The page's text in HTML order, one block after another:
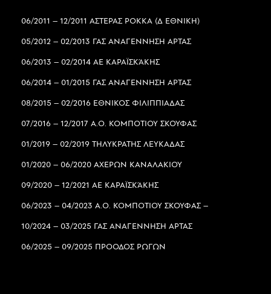
06/2011 – 12/2011 ΑΣΤΕΡΑΣ ΡΟΚΚΑ (Δ ΕΘΝΙΚΗ)
05/2012 – 02/2013 ΓΑΣ ΑΝΑΓΕΝΝΗΣΗ ΑΡΤΑΣ
06/2013 – 02/2014 ΑΕ ΚΑΡΑΪΣΚΆΚΗΣ
06/2014 – 01/2015 ΓΑΣ ΑΝΑΓΕΝΝΗΣΗ ΑΡΤΑΣ
08/2015 – 02/2016 ΕΘΝΙΚΟΣ ΦΙΛΙΠΠΙΑΔΑΣ
07/2016 – 12/2017 Α.Ο. ΚΟΜΠΟΤΙΟΥ ΣΚΟΥΦΑΣ
01/2019 – 02/2019 ΤΗΛΥΚΡΑΤΗΣ ΛΕΥΚΑΔΑΣ
01/2020 – 06/2020 ΑΧΕΡΩΝ ΚΑΝΑΛΑΚΙΟΥ
09/2020 – 12/2021 ΑΕ ΚΑΡΑΪΣΚΆΚΗΣ
06/2023 – 04/2023 Α.Ο. ΚΟΜΠΟΤΙΟΥ ΣΚΟΥΦΑΣ –
10/2024 – 03/2025 ΓΑΣ ΑΝΑΓΕΝΝΗΣΗ ΑΡΤΑΣ
06/2025 – 09/2025 ΠΡΟΟΔΟΣ ΡΩΓΩΝ